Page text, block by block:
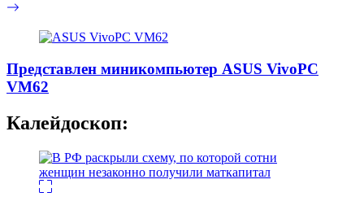
Представлен миникомпьютер ASUS VivoPC
VM62
Калейдоскоп: